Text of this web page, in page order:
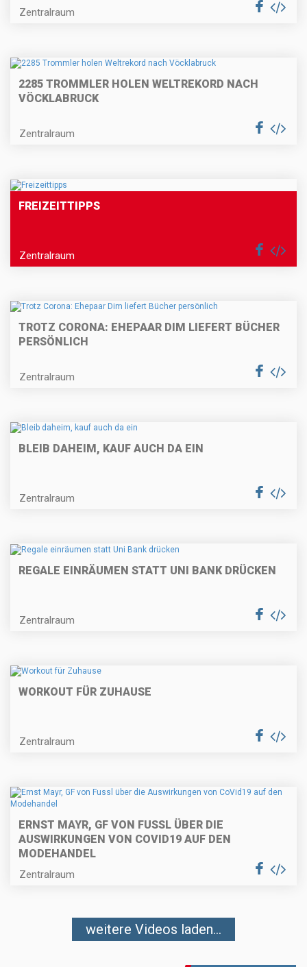
Zentralraum
2285 TROMMLER HOLEN WELTREKORD NACH
VÖCKLABRUCK
Zentralraum
FREIZEITTIPPS
Zentralraum
TROTZ CORONA: EHEPAAR DIM LIEFERT BÜCHER
PERSÖNLICH
Zentralraum
BLEIB DAHEIM, KAUF AUCH DA EIN
Zentralraum
REGALE EINRÄUMEN STATT UNI BANK DRÜCKEN
Zentralraum
WORKOUT FÜR ZUHAUSE
Zentralraum
ERNST MAYR, GF VON FUSSL ÜBER DIE
AUSWIRKUNGEN VON COVID19 AUF DEN
MODEHANDEL
Zentralraum
weitere Videos laden...